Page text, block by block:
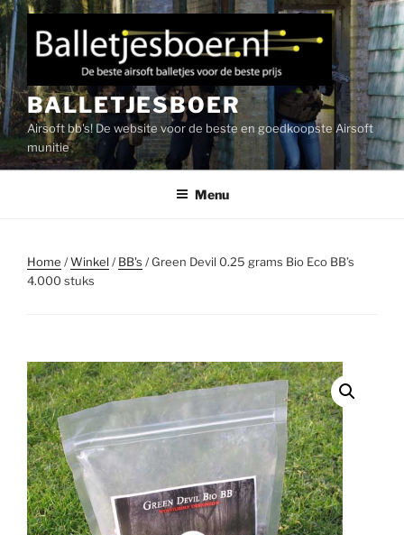
Ga
naar
de
inhoud
BALLETJESBOER
Airsoft bb's! De website voor de beste en goedkoopste Airsoft
munitie
Menu
Home /Winkel/BB's / Green Devil 0.25 grams Bio Eco BB’s
4.000 stuks